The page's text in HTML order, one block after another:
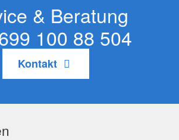
& Beratung
100 88 504
Kontakt